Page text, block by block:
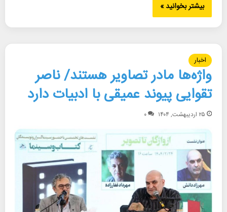
بیشتر بخوانید »
اخبار
واژه‌ها مادر تصاویر هستند/ ناصر
تقوایی پیوند عمیقی با ادبیات دارد
۲۵ اردیبهشت, ۱۴۰۴ ۰